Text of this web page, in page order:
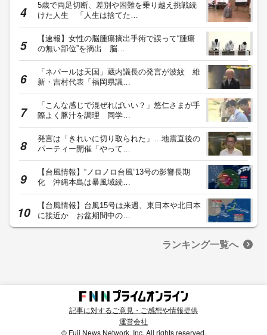
5歳で両足切断、差別や困難を乗り越え挑戦続
けた人生 「人生は捨てた…
【速報】女性の脳腫瘍摘出手術で誤って“腫瘍
の無い部位”を摘出 脳…
「ネパールは天国」蔵内議長の発言が波紋 維
新・吉村代表「福岡県議…
「こんな感じで混ぜればいい？」悠仁さまが手
際よく豚汁を調理 同学…
発言は「きれいに切り取られた」…地震直後の
パーティー開催「やって…
【台風情報】“ノロノロ台風”13号の影響長期
化 沖縄本島は暴風域続…
【台風情報】台風15号は来週、東日本や北日本
に接近か お盆期間中の…
ランキング一覧へ
記事に対するご意見・ご感想や情報提供
運営会社
© Fuji News Network, Inc. All rights reserved.